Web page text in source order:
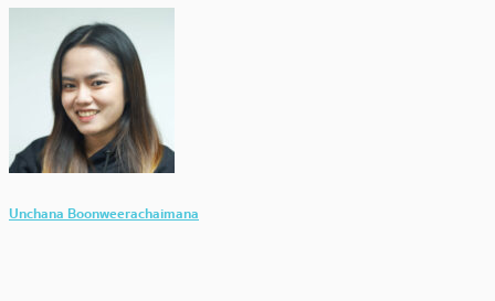
Unchana Boonweerachaimana